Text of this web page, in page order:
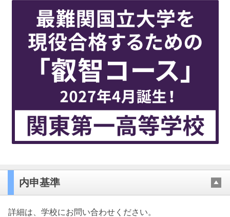
内申基準
詳細は、学校にお問い合わせください。